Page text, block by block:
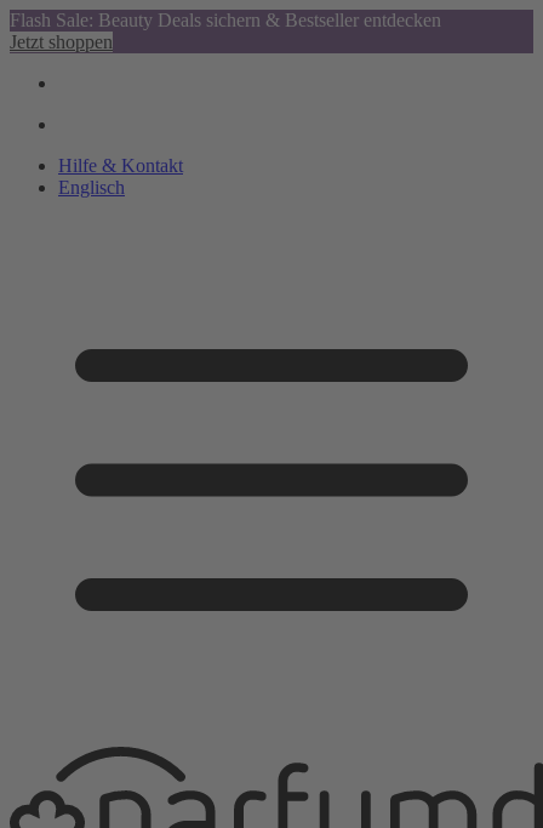
Flash Sale: Beauty Deals sichern & Bestseller entdecken
Jetzt shoppen
Hilfe & Kontakt
Englisch